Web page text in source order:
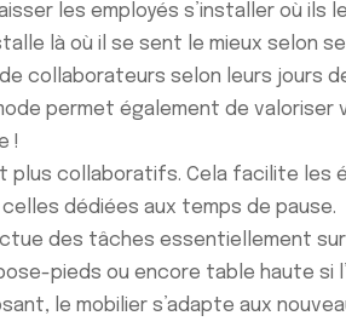
les employés s’installer où
là où il se sent le mieux selon
collaborateurs selon leurs jours
permet également de
!
plus collaboratifs. Cela facilite les
dédiées aux temps de pause.
des tâches essentiellement
pieds ou encore table haute
le mobilier s’adapte aux